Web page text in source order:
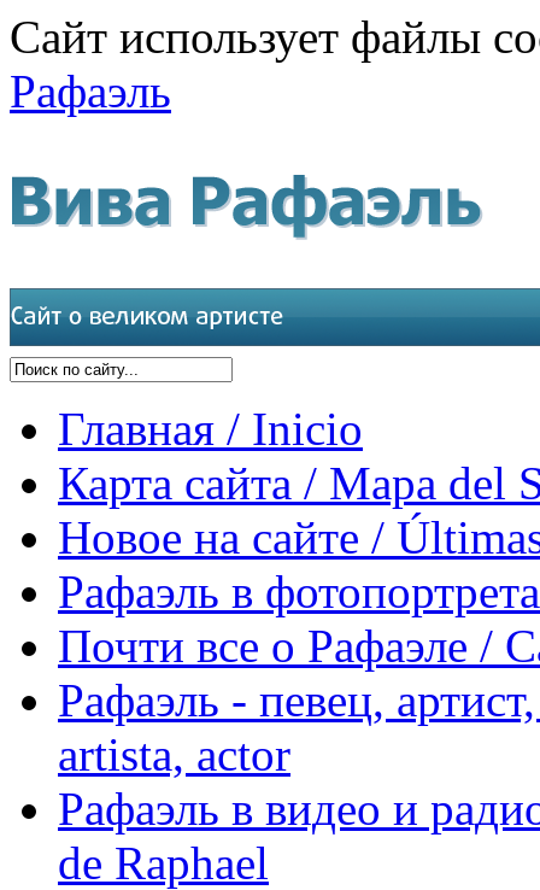
Сайт использует файлы
Рафаэль
Главная / Inicio
Карта сайта / Mapa del
Новое на сайте /
Рафаэль в
Почти все о Рафаэле /
Рафаэль - певец,
artista, actor
Рафаэль в видео и
de Raphael